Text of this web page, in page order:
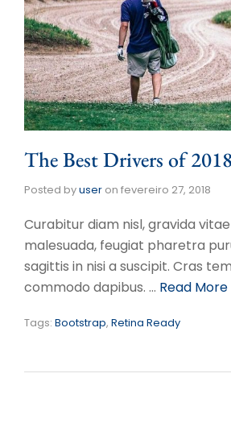
The Best Drivers of 2018
Posted byuser on fevereiro 27, 2018
Curabitur diam nisl, gravida
malesuada, feugiat pharetra
sagittis in nisi a suscipit. Cras
commodo dapibus. … Read More
Tags: Bootstrap, Retina Ready